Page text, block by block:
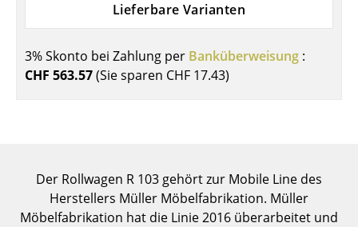
Einzelteile
Regale & Schränke
Bücherregale
Lieferbare Varianten
3% Skonto bei Zahlung per Banküberweisung :
CHF 563.57(Sie sparen CHF 17.43)
Der Rollwagen R 103 gehört zur Mobile Line des
Herstellers Müller Möbelfabrikation. Müller
Möbelfabrikation hat die Linie 2016 überarbeitet und